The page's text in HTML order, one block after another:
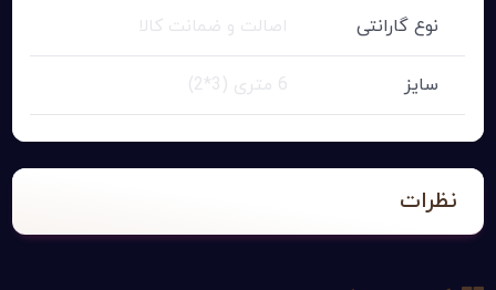
نوع گارانتی اصالت و ضمانت کالا
سایز 6 متری (3*2)
نظرات